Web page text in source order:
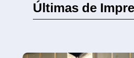
Últimas de